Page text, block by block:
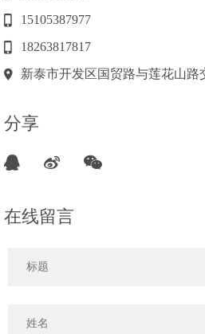
15105387977
18263817817
新泰市开发区国贸路与莲花山路
分享
在线留言